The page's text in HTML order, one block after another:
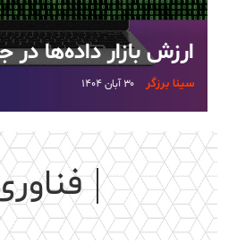
ارزش بازار داده‌ها در
سینا برزگر ۳۰ آبان ۱۴۰۴